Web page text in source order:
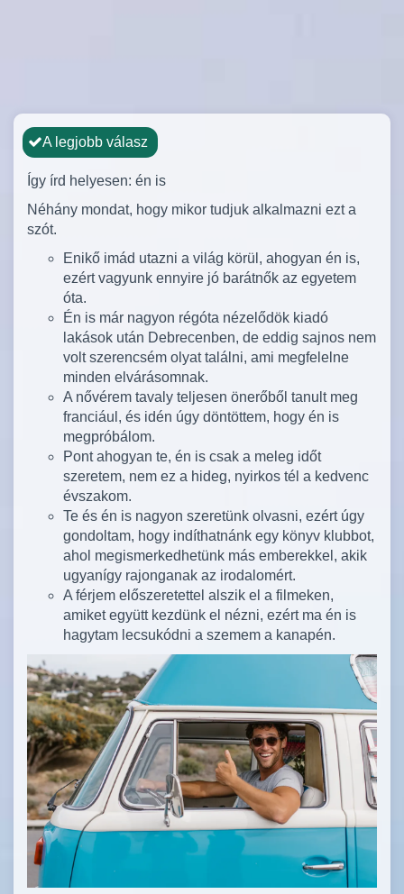
A legjobb válasz
Így írd helyesen: én is
Néhány mondat, hogy mikor tudjuk alkalmazni ezt a
szót.
Enikő imád utazni a világ körül, ahogyan én is,
ezért vagyunk ennyire jó barátnők az egyetem
óta.
Én is már nagyon régóta nézelődök kiadó
lakások után Debrecenben, de eddig sajnos nem
volt szerencsém olyat találni, ami megfelelne
minden elvárásomnak.
A nővérem tavaly teljesen önerőből tanult meg
franciául, és idén úgy döntöttem, hogy én is
megpróbálom.
Pont ahogyan te, én is csak a meleg időt
szeretem, nem ez a hideg, nyirkos tél a kedvenc
évszakom.
Te és én is nagyon szeretünk olvasni, ezért úgy
gondoltam, hogy indíthatnánk egy könyv klubbot,
ahol megismerkedhetünk más emberekkel, akik
ugyanígy rajonganak az irodalomért.
A férjem előszeretettel alszik el a filmeken,
amiket együtt kezdünk el nézni, ezért ma én is
hagytam lecsukódni a szemem a kanapén.